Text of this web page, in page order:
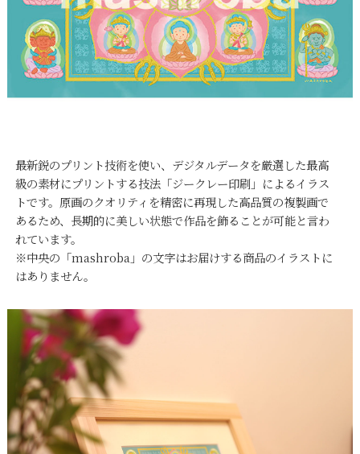
最新鋭のプリント技術を使い、デジタルデータを厳選した最高
級の素材にプリントする技法「ジークレー印刷」によるイラス
トです。原画のクオリティを精密に再現した高品質の複製画で
あるため、長期的に美しい状態で作品を飾ることが可能と言わ
れています。
※中央の「mashroba」の文字はお届けする商品のイラストに
はありません。